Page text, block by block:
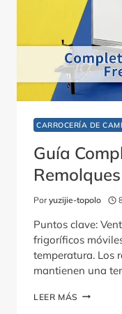
CARROCERÍA DE
Guía
Por yuzijie-topolo
Puntos clave:
frigoríficos
temperatura. Los
mantienen una
LEER MÁS GUÍA